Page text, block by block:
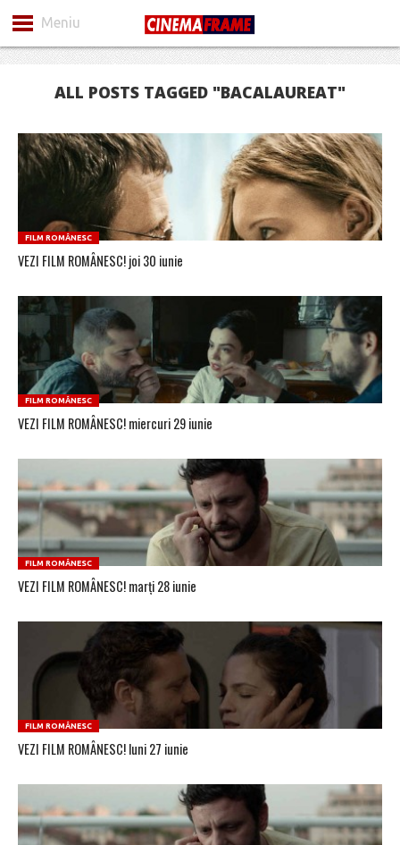
Meniu
ALL POSTS TAGGED "BACALAUREAT"
FILM ROMÂNESC
VEZI FILM ROMÂNESC! joi 30 iunie
FILM ROMÂNESC
VEZI FILM ROMÂNESC! miercuri 29 iunie
FILM ROMÂNESC
VEZI FILM ROMÂNESC! marți 28 iunie
FILM ROMÂNESC
VEZI FILM ROMÂNESC! luni 27 iunie